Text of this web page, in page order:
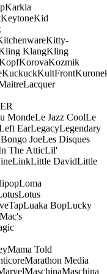
Karkia
KeytoneKid
Kitty-
KlangKling
KorovaKozmik
KuckuckKultFront
Lacquer
MondeLe Jazz CoolLe
EarLegacyLegendary
JoeLes Disques
The AtticLil'
LinkLittle DavidLittle
Loma
Lotus
Luaka BopLucky
Mac's
Mama Told
Marathon Media
MaschinaMaschina